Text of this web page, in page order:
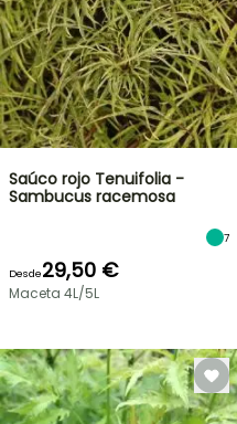
Saúco rojo Tenuifolia -
Sambucus racemosa
7
Desde29,50 €
Maceta 4L/5L